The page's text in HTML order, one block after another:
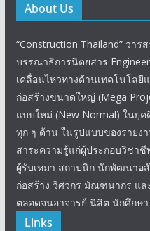
About Us
“Construction Thailand” วาร
บรรณาธิการนิตยสาร
เคลื่อนไหวทางด้านเทคโนโลยี
ก่อสร้างขนาดใหญ่ (Mega
แบบใหม่ (New Normal) ในยุ
ทุก ๆ ด้าน ในรูปแบบของรายง
สาระความรู้แก่ผู้ประกอบวิชา
ผู้รับเหมา สถาปนิก นักพัฒนาอ
ก่อสร้าง วิศวกร มัณฑนากร แล
ตลอดจนอาจารย์ นิสิต นักศึกษ
Links